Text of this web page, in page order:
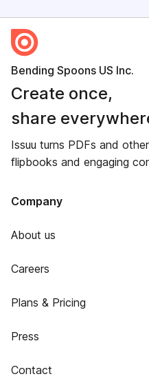
Bending Spoons US Inc.
Create once,
share
Issuu turns PDFs and
flipbooks and engaging
Company
About us
Careers
Plans & Pricing
Press
Contact